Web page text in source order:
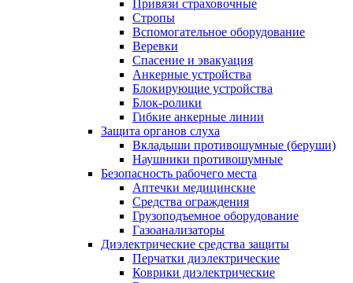
Привязи страховочные
Стропы
Вспомогательное оборудование
Веревки
Спасение и эвакуация
Анкерные устройства
Блокирующие устройства
Блок-ролики
Гибкие анкерные линии
Защита органов слуха
Вкладыши противошумные (беруши)
Наушники противошумные
Безопасность рабочего места
Аптечки медицинские
Средства ограждения
Грузоподъемное оборудование
Газоанализаторы
Диэлектрические средства защиты
Перчатки диэлектрические
Коврики диэлектрические